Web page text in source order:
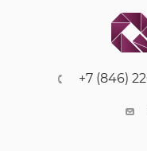
+7 (846)